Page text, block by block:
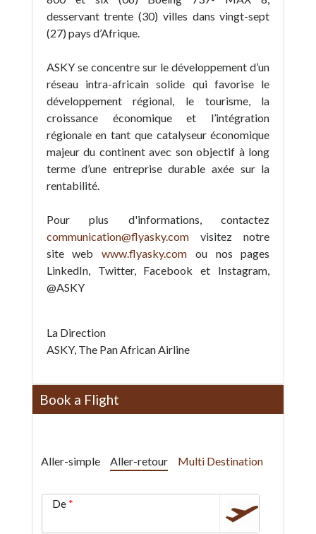
desservant trente (30) villes dans vingt-sept
(27) pays d’Afrique.
ASKY se concentre sur le développement d’un
réseau intra-africain solide qui favorise le
développement régional, le tourisme, la
croissance économique et l’intégration
régionale en tant que catalyseur économique
majeur du continent avec son objectif à long
terme d’une entreprise durable axée sur la
rentabilité.
Pour plus d'informations, contactez
communication@flyasky.com visitez notre
site webwww.flyasky.com ou nos pages
LinkedIn, Twitter, Facebook et Instagram,
@ASKY
La Direction
ASKY, The Pan African Airline
Book a Flight
Aller-simple Aller-retour Multi Destination
De